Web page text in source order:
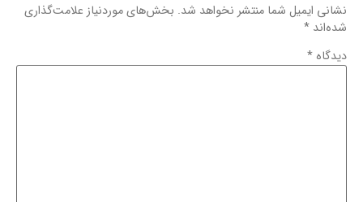
نشانی ایمیل شما منتشر نخواهد شد. بخش‌های موردنیاز علامت‌گذاری
شده‌اند *
دیدگاه *